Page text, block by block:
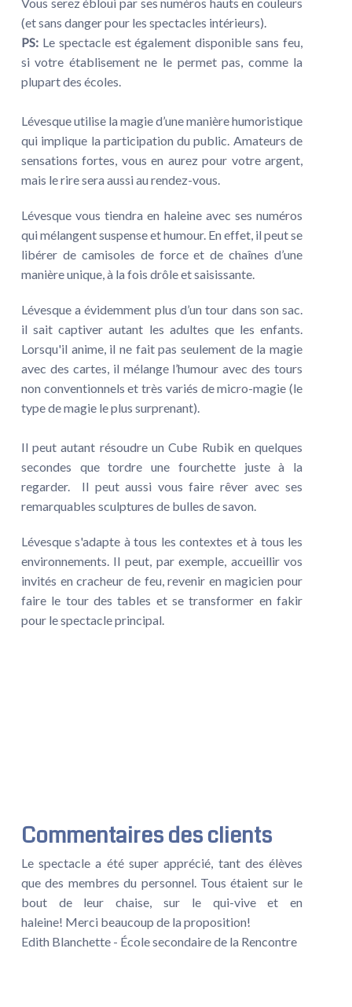
(et sans danger pour les spectacles intérieurs).
PS:Le spectacle est également disponible sans feu,
si votre établisement ne le permet pas, comme la
plupart des écoles.
Lévesque utilise la magie d’une manière humoristique
qui implique la participation du public. Amateurs de
sensations fortes, vous en aurez pour votre argent,
mais le rire sera aussi au rendez-vous.
Lévesque vous tiendra en haleine avec ses numéros
qui mélangent suspense et humour. En effet, il peut se
libérer de camisoles de force et de chaînes d’une
manière unique, à la fois drôle et saisissante.
Lévesque a évidemment plus d’un tour dans son sac.
il sait captiver autant les adultes que les enfants.
Lorsqu'il anime, il ne fait pas seulement de la magie
avec des cartes, il mélange l’humour avec des tours
non conventionnels et très variés de micro-magie (le
type de magie le plus surprenant).
Il peut autant résoudre un Cube Rubik en quelques
secondes que tordre une fourchette juste à la
regarder. Il peut aussi vous faire rêver avec ses
remarquables sculptures de bulles de savon.
Lévesque s'adapte à tous les contextes et à tous les
environnements. Il peut, par exemple, accueillir vos
invités en cracheur de feu, revenir en magicien pour
faire le tour des tables et se transformer en fakir
pour le spectacle principal.
Commentaires des clients
Le spectacle a été super apprécié, tant des élèves
que des membres du personnel. Tous étaient sur le
bout de leur chaise, sur le qui-vive et en
haleine! Merci beaucoup de la proposition!
Edith Blanchette - École secondaire de la Rencontre